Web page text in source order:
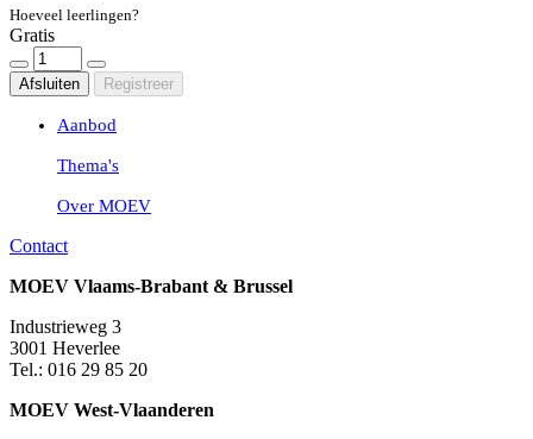
Hoeveel leerlingen?
Gratis
Afsluiten Registreer
Aanbod
Thema's
Over MOEV
Contact
MOEV Vlaams-Brabant & Brussel
Industrieweg 3
3001 Heverlee
Tel.: 016 29 85 20
MOEV West-Vlaanderen